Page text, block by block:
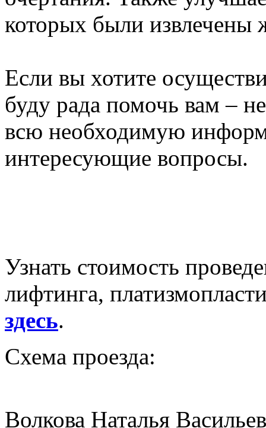
которых были извлечены
Если вы хотите
буду рада помочь вам –
всю необходимую
интересующие вопросы.
Узнать стоимость
лифтинга,
здесь.
Схема проезда:
Волкова Наталья